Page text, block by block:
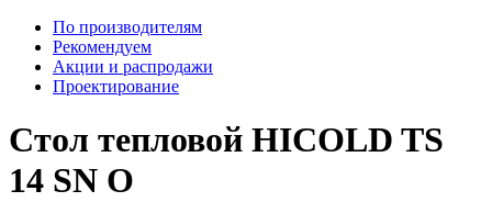
По производителям
Рекомендуем
Акции и распродажи
Проектирование
Стол тепловой HICOLD TS
14 SN O